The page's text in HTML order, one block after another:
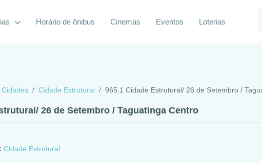
Horário de ônibus Cinemas Eventos Loterias
Cidades Cidade Estrutural 965.1 Cidade Estrutural/ 26 de Setembro /
26 de Setembro / Taguatinga Centro
Cidade Estrutural